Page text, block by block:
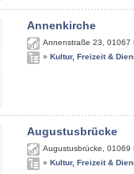
Annenkirche
Annenstraße 23 01067
» Kultur, Freizeit &
Augustusbrücke
Augustusbrücke 01069
» Kultur, Freizeit &